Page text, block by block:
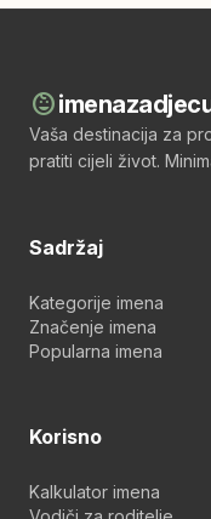
child_care
Vaša destinacija za
pratiti cijeli život.
Sadržaj
Kategorije imena
Značenje imena
Popularna imena
Korisno
Kalkulator imena